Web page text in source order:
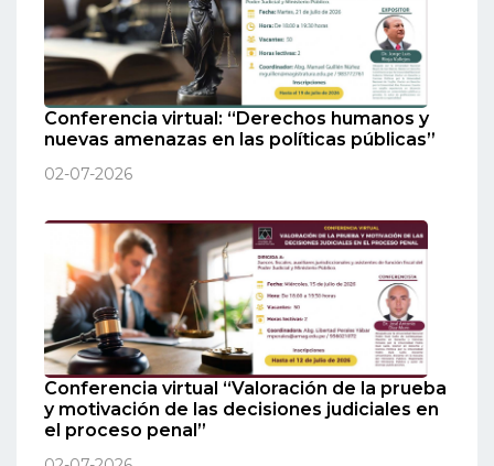
Conferencia virtual: “Derechos humanos y
nuevas amenazas en las políticas públicas”
02-07-2026
Conferencia virtual “Valoración de la prueba
y motivación de las decisiones judiciales en
el proceso penal”